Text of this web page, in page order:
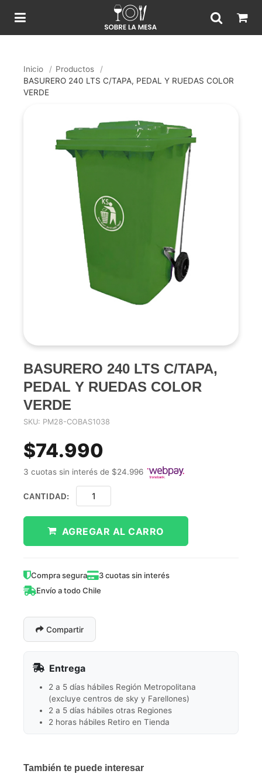
Inicio / Productos
/
BASURERO 240 LTS C/TAPA, PEDAL Y RUEDAS COLOR
VERDE
BASURERO 240 LTS C/TAPA,
PEDAL Y RUEDAS COLOR
VERDE
SKU: PM28-COBAS1038
$74.990
3 cuotas sin interés de $24.996
CANTIDAD:
AGREGAR AL CARRO
Compra segura
3 cuotas sin interés
Envío a todo Chile
Compartir
Entrega
2 a 5 días hábiles Región Metropolitana
(excluye centros de sky y Farellones)
2 a 5 días hábiles otras Regiones
2 horas hábiles Retiro en Tienda
También te puede interesar